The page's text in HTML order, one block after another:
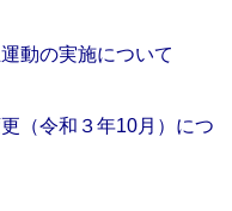
動の実施について
（令和３年10月）につ